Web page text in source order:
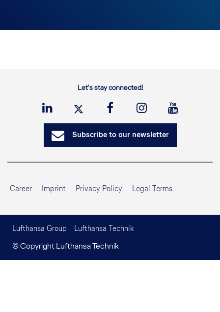
Let's stay connected!
Subscribe to our newsletter
Career Imprint Privacy Policy Legal Terms
© Copyright Lufthansa Technik
Lufthansa Group Lufthansa Technik